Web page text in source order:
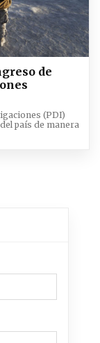
de
(PDI)
país de manera